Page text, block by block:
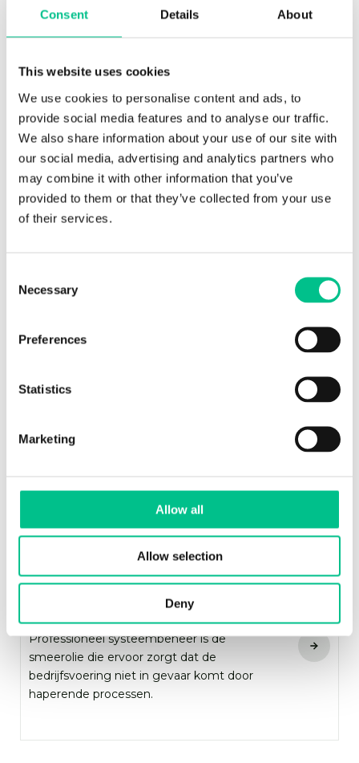
Consent Details About
This website uses cookies
We use cookies to personalise content and ads, to
provide social media features and to analyse our traffic.
We also share information about your use of our site with
our social media, advertising and analytics partners who
may combine it with other information that you’ve
provided to them or that they’ve collected from your use
of their services.
Selection
Necessary
Preferences
Statistics
Marketing
Allow all
Allow selection
Deny
NETWERK-
BEHEER
De kwaliteit van je bedrijfsnetwerk bepaalt
voor een groot deel hoe software en data-
uitwisseling binnen uw organisatie
BEHEER
Professioneel systeembeheer is de
smeerolie die ervoor zorgt dat de
bedrijfsvoering niet in gevaar komt door
haperende processen.